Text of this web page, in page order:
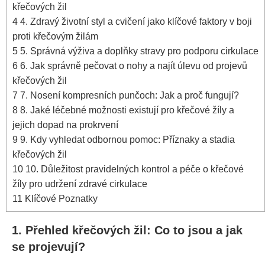
křečových žil
4 4. Zdravý životní styl a cvičení jako klíčové faktory v boji
proti křečovým žilám
5 5. Správná ⁣výživa a doplňky⁤ stravy pro ‌podporu cirkulace
6 6. Jak správně pečovat o nohy ‌a najít úlevu‌ od​ projevů
křečových žil
7 7. Nosení ⁢kompresních punčoch: Jak a‍ proč fungují?
8 8. Jaké léčebné ​možnosti ⁢existují pro křečové žíly a
jejich dopad na prokrvení
9 9. Kdy vyhledat odbornou pomoc: Příznaky a stadia
křečových⁣ žil
10 10. Důležitost pravidelných kontrol a péče o křečové
žíly pro udržení zdravé⁣ cirkulace
11 Klíčové Poznatky
1. Přehled křečových žil: Co ⁢to jsou a jak
se projevují?